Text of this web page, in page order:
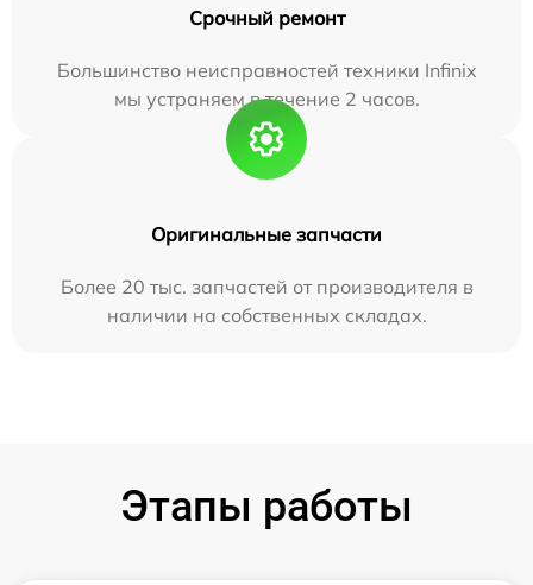
Срочный ремонт
Большинство неисправностей техники Infinix
мы устраняем в течение 2 часов.
Оригинальные запчасти
Более 20 тыс. запчастей от производителя в
наличии на собственных складах.
Этапы работы